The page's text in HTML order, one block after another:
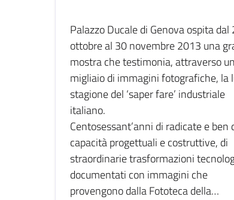
Palazzo Ducale di Genova ospita dal
ottobre al 30 novembre 2013 una
mostra che testimonia, attraverso un
migliaio di immagini fotografiche, la
stagione del ‘saper fare’ industriale
italiano.
Centosessant’anni di radicate e ben
capacità progettuali e costruttive, di
straordinarie trasformazioni
documentati con immagini che
provengono dalla Fototeca della…